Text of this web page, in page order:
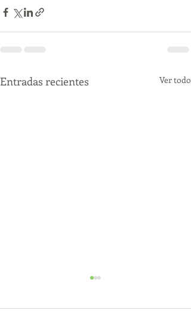
Entradas recientes Ver todo